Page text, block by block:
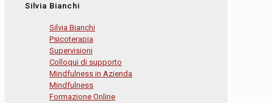
Silvia Bianchi
Silvia Bianchi
Psicoterapia
Supervisioni
Colloqui di supporto
Mindfulness in Azienda
Mindfulness
Formazione Online